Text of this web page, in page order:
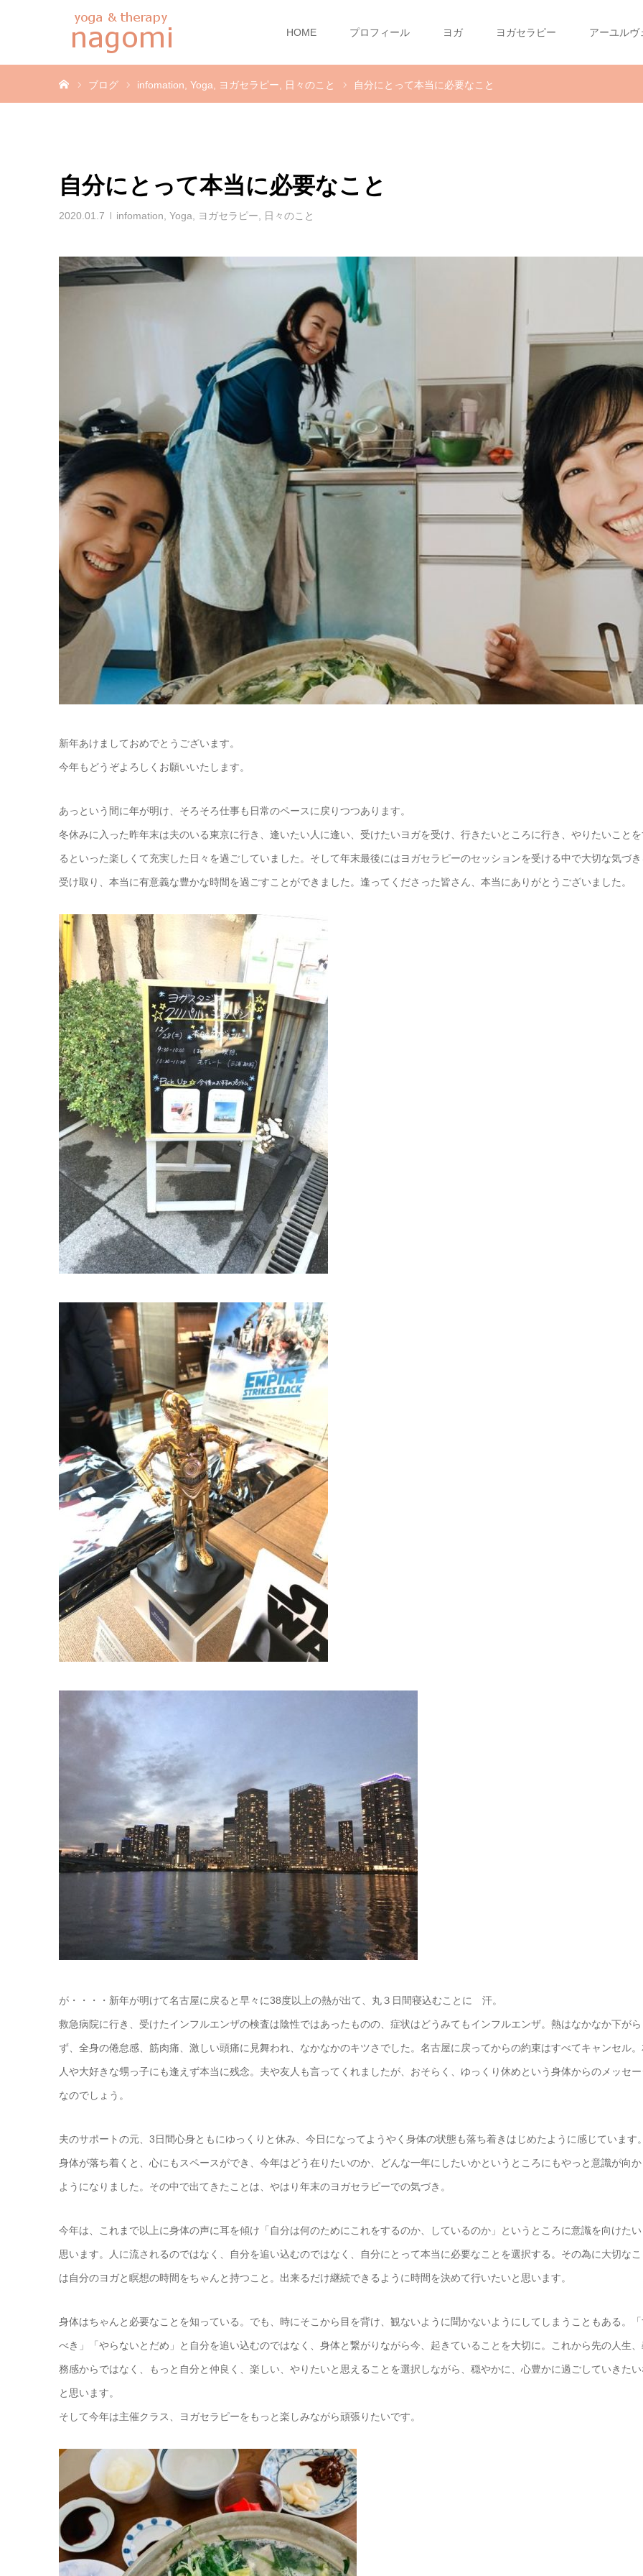
HOME プロフィール ヨガ ヨガセラピー アーユルヴ
ブログ infomation Yoga ヨガセラピー 日々のこと 自分にとって本当に必要なこと
自分にとって本当に必要なこと
2020.01.7 infomation Yoga ヨガセラピー 日々のこと
新年あけましておめでとうございます。
今年もどうぞよろしくお願いいたします。
あっという間に年が明け、そろそろ仕事も日常のペースに戻りつつあります。
冬休みに入った昨年末は夫のいる東京に行き、逢いたい人に逢い、受けたいヨガを受け、行きたいところに行き、やりたいこと
るといった楽しくて充実した日々を過ごしていました。そして年末最後にはヨガセラピーのセッションを受ける中で大切な気づ
受け取り、本当に有意義な豊かな時間を過ごすことができました。逢ってくださった皆さん、本当にありがとうございました。
が・・・・新年が明けて名古屋に戻ると早々に38度以上の熱が出て、丸３日間寝込むことに 汗。
救急病院に行き、受けたインフルエンザの検査は陰性ではあったものの、症状はどうみてもインフルエンザ。熱はなかなか下がら
ず、全身の倦怠感、筋肉痛、激しい頭痛に見舞われ、なかなかのキツさでした。名古屋に戻ってからの約束はすべてキャンセル
人や大好きな甥っ子にも逢えず本当に残念。夫や友人も言ってくれましたが、おそらく、ゆっくり休めという身体からのメッセ
なのでしょう。
夫のサポートの元、3日間心身ともにゆっくりと休み、今日になってようやく身体の状態も落ち着きはじめたように感じています
身体が落ち着くと、心にもスペースができ、今年はどう在りたいのか、どんな一年にしたいかというところにもやっと意識が向
ようになりました。その中で出てきたことは、やはり年末のヨガセラピーでの気づき。
今年は、これまで以上に身体の声に耳を傾け「自分は何のためにこれをするのか、しているのか」というところに意識を向けた
思います。人に流されるのではなく、自分を追い込むのではなく、自分にとって本当に必要なことを選択する。その為に大切な
は自分のヨガと瞑想の時間をちゃんと持つこと。出来るだけ継続できるように時間を決めて行いたいと思います。
身体はちゃんと必要なことを知っている。でも、時にそこから目を背け、観ないように聞かないようにしてしまうこともある。
べき」「やらないとだめ」と自分を追い込むのではなく、身体と繋がりながら今、起きていることを大切に。これから先の人生
務感からではなく、もっと自分と仲良く、楽しい、やりたいと思えることを選択しながら、穏やかに、心豊かに過ごしていきた
と思います。
そして今年は主催クラス、ヨガセラピーをもっと楽しみながら頑張りたいです。